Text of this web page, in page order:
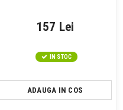
157 Lei
IN STOC
ADAUGA IN COS